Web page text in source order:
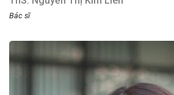
Bác sĩ